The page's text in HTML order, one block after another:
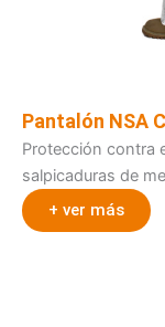
Pantalón NSA
Protección contra
salpicaduras de
+ ver más